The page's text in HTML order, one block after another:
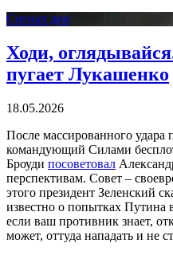
Сигнал дня
Ходи,
пугает Лукашенко
18.05.2026
После массированного удара
командующий Силами
Броуди посоветовал
перспективам. Совет –
этого президент Зеленский
известно о попытках Путина
если ваш противник знает,
может, оттуда нападать и не